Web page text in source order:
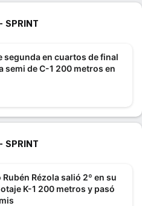
SPRINT
segunda en cuartos de final
semi de C-1 200 metros en
SPRINT
Rézola salió 2º en su
K-1 200 metros y pasó